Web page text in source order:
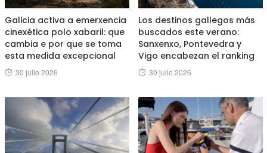
Galicia activa a emerxencia
cinexética polo xabaril: que
cambia e por que se toma
esta medida excepcional
Posted
30 julio 2026
Los destinos gallegos más
buscados este verano:
Sanxenxo, Pontevedra y
Vigo encabezan el ranking
Posted
30 julio 2026